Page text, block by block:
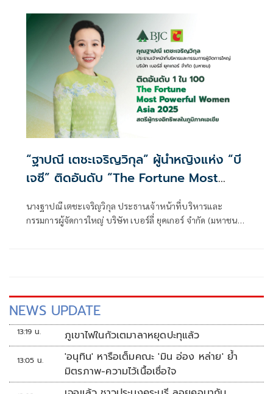
พระบรมราชินีนาถ พระบรมราชชนนีพันปีหลวง
“ฐาปณี เตชะเจริญวิกุล” ผู้นำหญิงแห่ง “บี
เจซี” ติดอันดับ “The Fortune Most
Powerful Women Asia 2025” ต่อเนื่อง
เป็นปีที่ 2 ขึ้นแท่นผู้นำหญิงไทยบนเวทีระดับ
นางฐาปณี เตชะเจริญวิกุล ประธานเจ้าหน้าที่บริหารและ
กรรมการผู้จัดการใหญ่ บริษัท เบอร์ลี่ ยุคเกอร์ จำกัด (มหาชน)
NEWS UPDATE
13:19 น. ภูเขาไฟในกัวเตมาลาหยุดปะทุแล้ว
13:05 น.
'อนุทิน' หารือเต็มคณะ 'มิน อ่อง หล่าย' ย้ำ
มิตรภาพ-ความไว้เนื้อเชื่อใจ